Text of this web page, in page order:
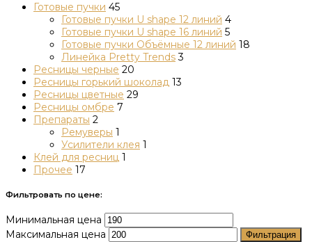
Готовые пучки 45
Готовые пучки U shape 12 линий 4
Готовые пучки U shape 16 линий 5
Готовые пучки Объёмные 12 линий 18
Линейка Pretty Trends 3
Ресницы черные 20
Ресницы горький шоколад 13
Ресницы цветные 29
Ресницы омбре 7
Препараты 2
Ремуверы 1
Усилители клея 1
Клей для ресниц 1
Прочее 17
Фильтровать по цене:
Минимальная цена
Максимальная цена
Фильтрация